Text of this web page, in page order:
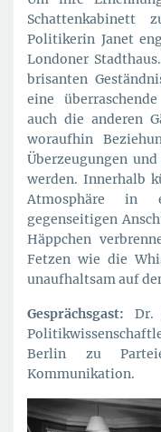
Politikerin Janet
Londoner
brisanten
eine
auch die anderen
woraufhin
Überzeugungen
werden. Innerhalb
Atmosphäre in
gegenseitigen
Häppchen
Fetzen wie die
unaufhaltsam auf
Gesprächsgast: Dr.
Berlin zu
Kommunikation.